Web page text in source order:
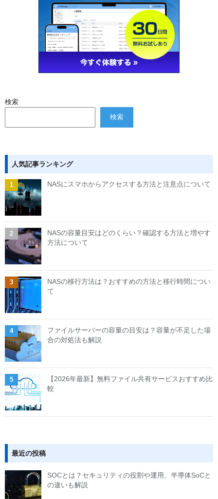
検索
検索
人気記事ランキング
NASにスマホからアクセスする方法と注意点について
NASの容量目安はどのくらい？確認する方法と増やす
方法について
NASの移行方法は？おすすめの方法と移行時間につい
て
ファイルサーバーの容量の目安は？容量が不足した場
合の対処法も解説
【2026年最新】無料ファイル共有サービスおすすめ比
較
最近の投稿
SOCとは？セキュリティの役割や運用、半導体SoCと
の違いも解説